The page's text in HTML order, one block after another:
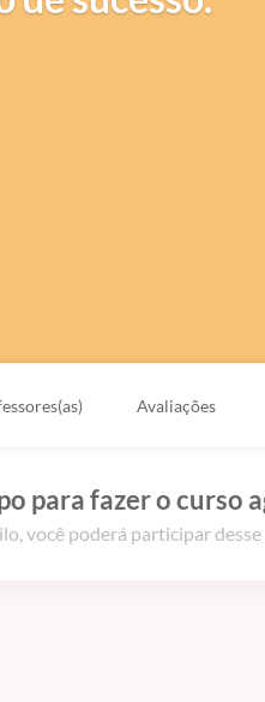
Avaliações
para fazer o curso
você poderá participar